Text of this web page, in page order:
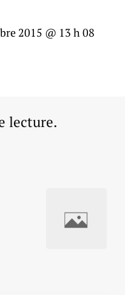
2015 @ 13 h 08
lecture.